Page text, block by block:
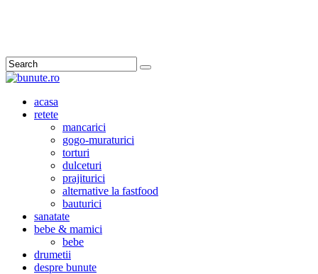
Search
acasa
retete
mancarici
gogo-muraturici
torturi
dulceturi
prajiturici
alternative la fastfood
bauturici
sanatate
bebe & mamici
bebe
drumetii
despre bunute